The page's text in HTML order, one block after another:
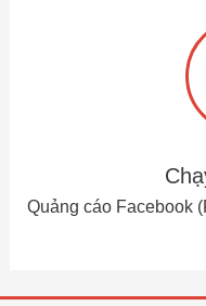
Quảng cáo Facebook